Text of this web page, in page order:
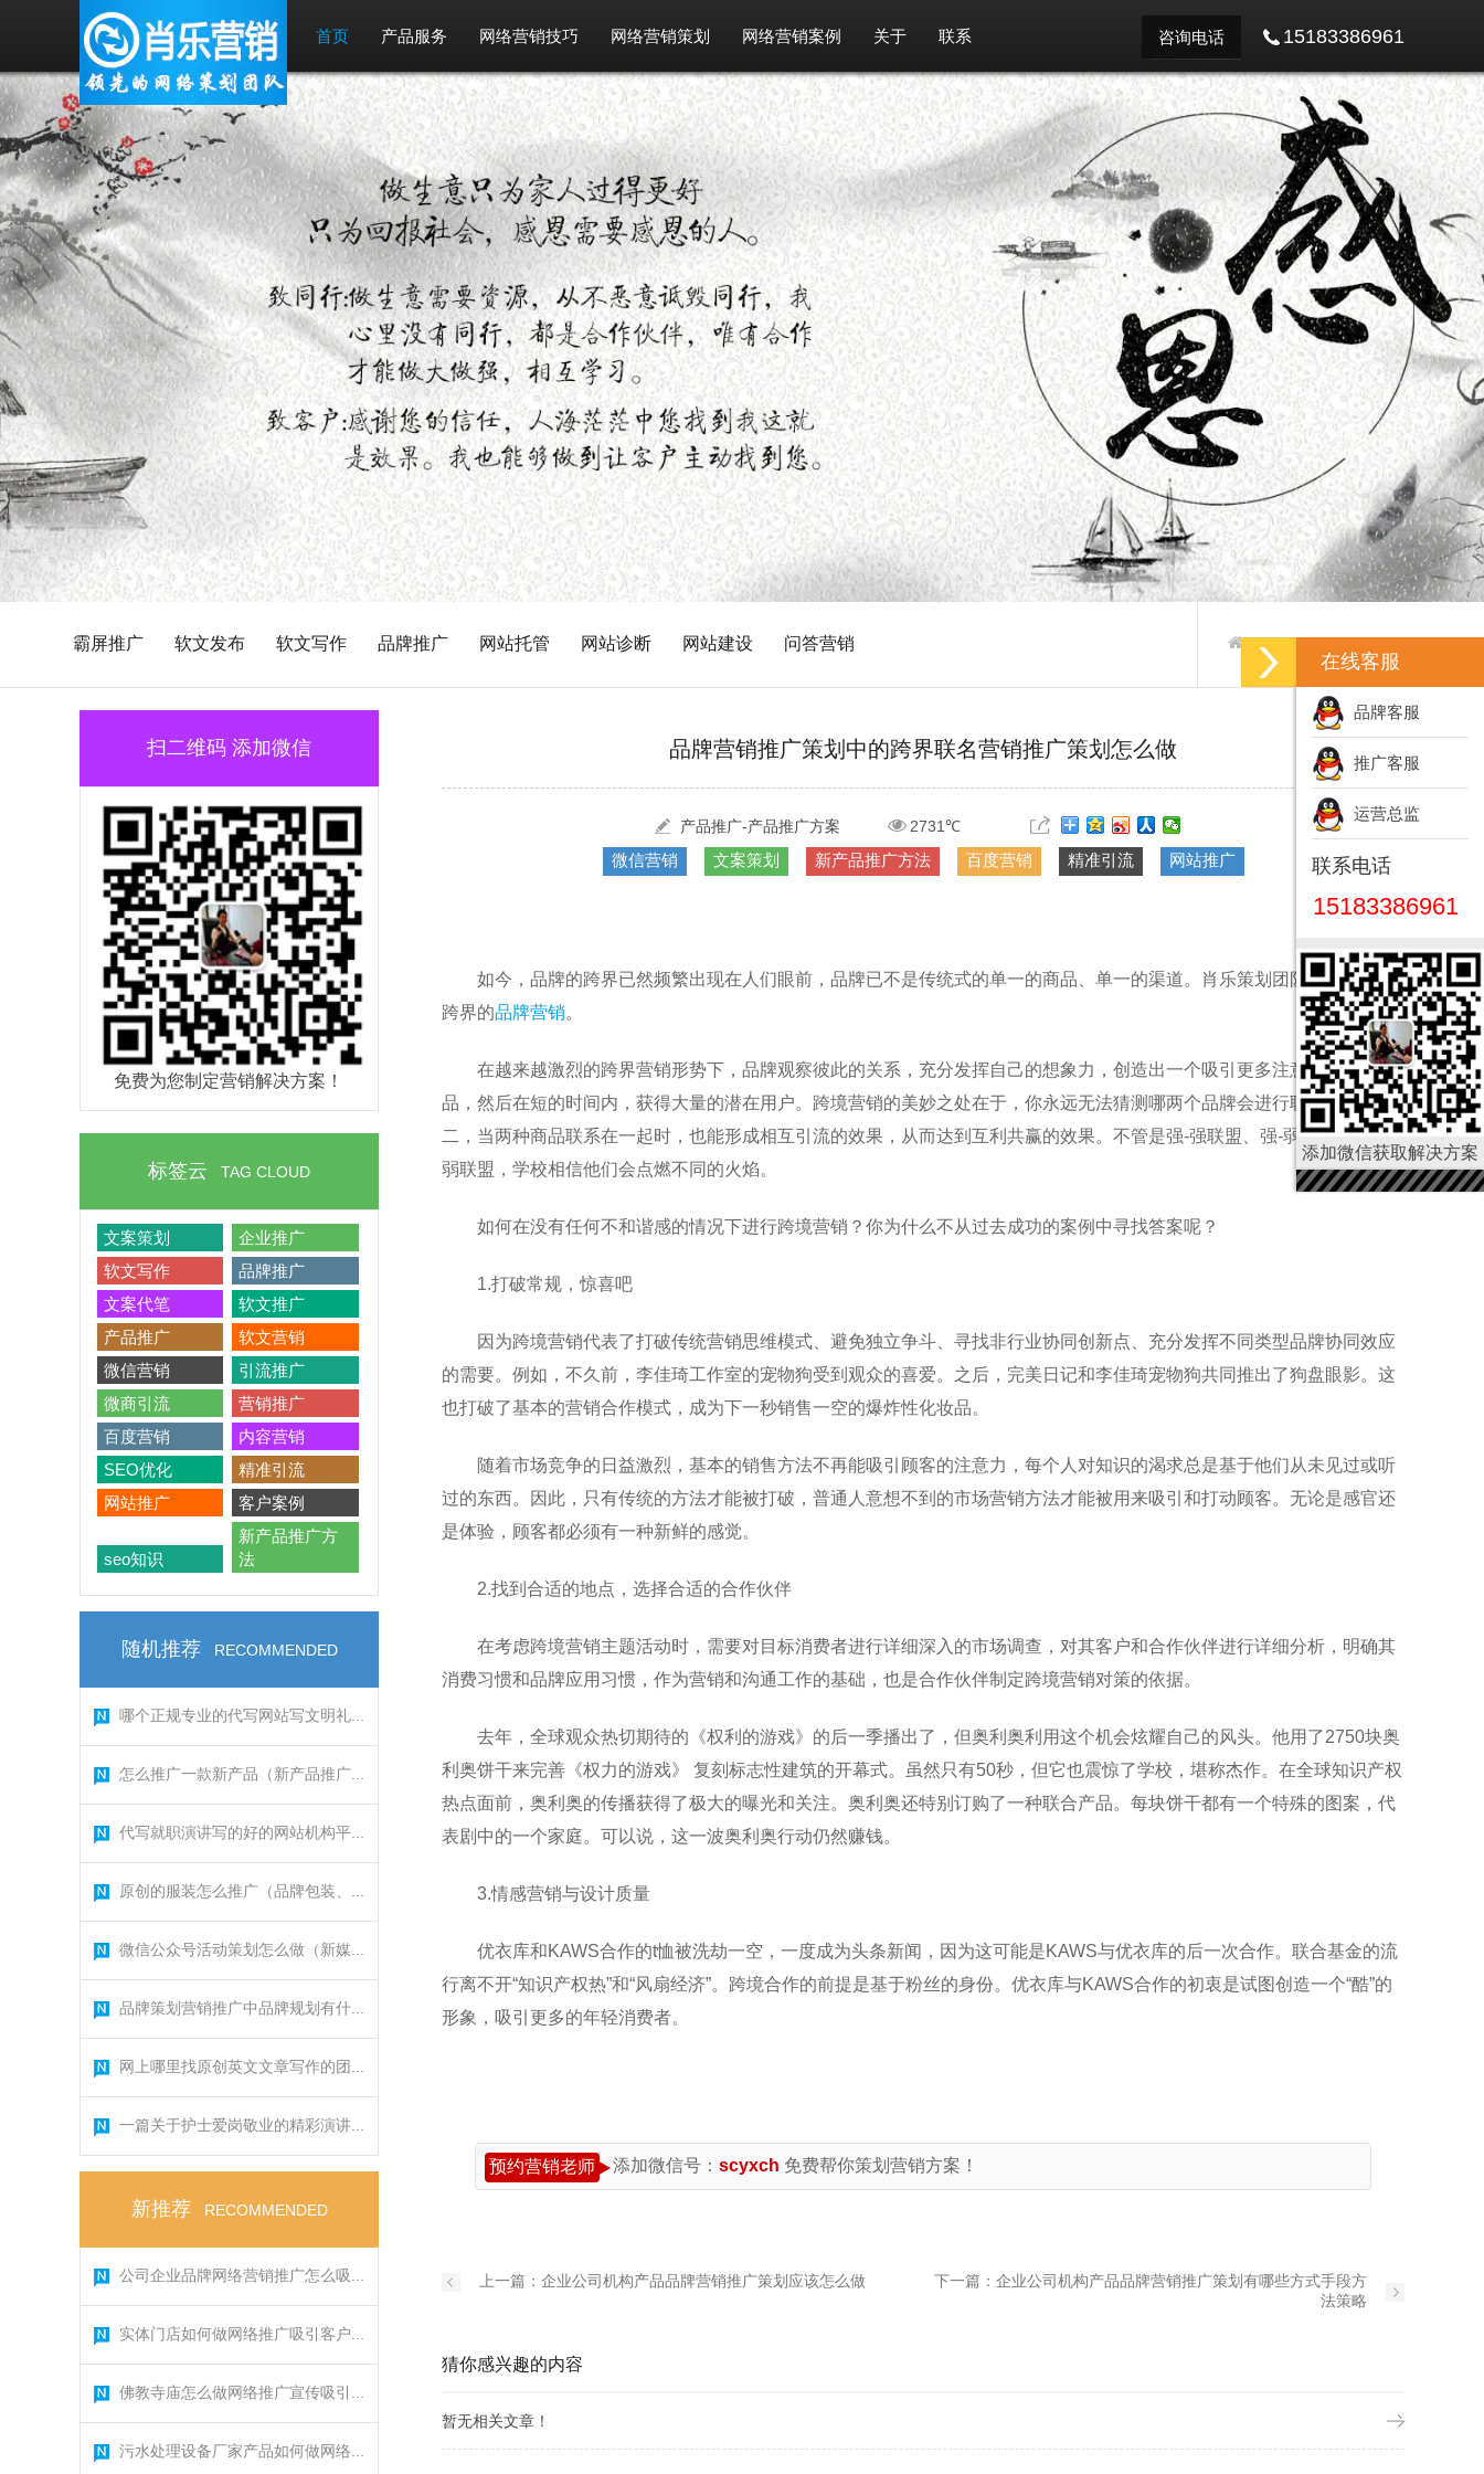
首页 产品服务 网络营销技巧 网络营销策划 网络营销案例 关于 联系 咨询电话 15183386961
霸屏推广 软文发布 软文写作 品牌推广 网站托管 网站诊断 网站建设 问答营销 产品推广-产品推广方案
扫二维码 添加微信
免费为您制定营销解决方案！
标签云 TAG CLOUD
文案策划
企业推广
软文写作
品牌推广
文案代笔
软文推广
产品推广
软文营销
微信营销
引流推广
微商引流
营销推广
百度营销
内容营销
SEO优化
精准引流
网站推广
客户案例
seo知识
新产品推广方
法
随机推荐 RECOMMENDED
哪个正规专业的代写网站写文明礼...
怎么推广一款新产品（新产品推广...
代写就职演讲写的好的网站机构平...
原创的服装怎么推广（品牌包装、...
微信公众号活动策划怎么做（新媒...
品牌策划营销推广中品牌规划有什...
网上哪里找原创英文文章写作的团...
一篇关于护士爱岗敬业的精彩演讲...
新推荐 RECOMMENDED
公司企业品牌网络营销推广怎么吸...
实体门店如何做网络推广吸引客户...
佛教寺庙怎么做网络推广宣传吸引...
污水处理设备厂家产品如何做网络...
品牌营销推广策划中的跨界联名营销推广策划怎么做
产品推广-产品推广方案 2731℃
微信营销 文案策划 新产品推广方法 百度营销 精准引流 网站推广
如今，品牌的跨界已然频繁出现在人们眼前，品牌已不是传统式的单一的商品、单一的渠道。肖乐策划团队将为您分析
跨界的品牌营销。
在越来越激烈的跨界营销形势下，品牌观察彼此的关系，充分发挥自己的想象力，创造出一个吸引更多注意力的跨国产
品，然后在短的时间内，获得大量的潜在用户。跨境营销的美妙之处在于，你永远无法猜测哪两个品牌会进行联合合作。第
二，当两种商品联系在一起时，也能形成相互引流的效果，从而达到互利共赢的效果。不管是强-强联盟、强-弱联盟还是弱-
弱联盟，学校相信他们会点燃不同的火焰。
如何在没有任何不和谐感的情况下进行跨境营销？你为什么不从过去成功的案例中寻找答案呢？
1.打破常规，惊喜吧
因为跨境营销代表了打破传统营销思维模式、避免独立争斗、寻找非行业协同创新点、充分发挥不同类型品牌协同效应
的需要。例如，不久前，李佳琦工作室的宠物狗受到观众的喜爱。之后，完美日记和李佳琦宠物狗共同推出了狗盘眼影。这
也打破了基本的营销合作模式，成为下一秒销售一空的爆炸性化妆品。
随着市场竞争的日益激烈，基本的销售方法不再能吸引顾客的注意力，每个人对知识的渴求总是基于他们从未见过或听
过的东西。因此，只有传统的方法才能被打破，普通人意想不到的市场营销方法才能被用来吸引和打动顾客。无论是感官还
是体验，顾客都必须有一种新鲜的感觉。
2.找到合适的地点，选择合适的合作伙伴
在考虑跨境营销主题活动时，需要对目标消费者进行详细深入的市场调查，对其客户和合作伙伴进行详细分析，明确其
消费习惯和品牌应用习惯，作为营销和沟通工作的基础，也是合作伙伴制定跨境营销对策的依据。
去年，全球观众热切期待的《权利的游戏》的后一季播出了，但奥利奥利用这个机会炫耀自己的风头。他用了2750块奥
利奥饼干来完善《权力的游戏》 复刻标志性建筑的开幕式。虽然只有50秒，但它也震惊了学校，堪称杰作。在全球知识产权
热点面前，奥利奥的传播获得了极大的曝光和关注。奥利奥还特别订购了一种联合产品。每块饼干都有一个特殊的图案，代
表剧中的一个家庭。可以说，这一波奥利奥行动仍然赚钱。
3.情感营销与设计质量
优衣库和KAWS合作的t恤被洗劫一空，一度成为头条新闻，因为这可能是KAWS与优衣库的后一次合作。联合基金的流
行离不开“知识产权热”和“风扇经济”。跨境合作的前提是基于粉丝的身份。优衣库与KAWS合作的初衷是试图创造一个“酷”的
形象，吸引更多的年轻消费者。
预约营销老师 添加微信号： scyxch 免费帮你策划营销方案！
上一篇： 企业公司机构产品品牌营销推广策划应该怎么做 下一篇： 企业公司机构产品品牌营销推广策划有哪些方式手段方
法策略
猜你感兴趣的内容
暂无相关文章！
在线客服
品牌客服
推广客服
运营总监
联系电话
15183386961
添加微信获取解决方案